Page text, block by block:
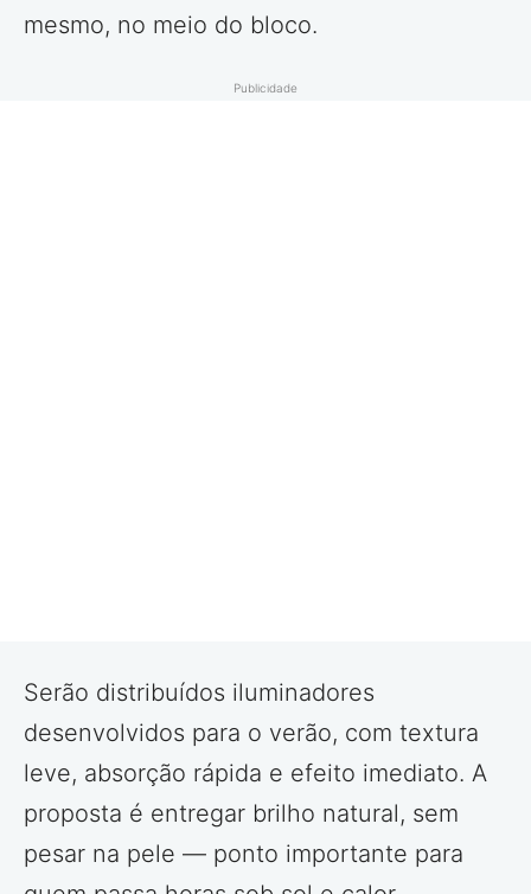
mesmo, no meio do bloco.
Publicidade
Serão distribuídos iluminadores
desenvolvidos para o verão, com textura
leve, absorção rápida e efeito imediato. A
proposta é entregar brilho natural, sem
pesar na pele — ponto importante para